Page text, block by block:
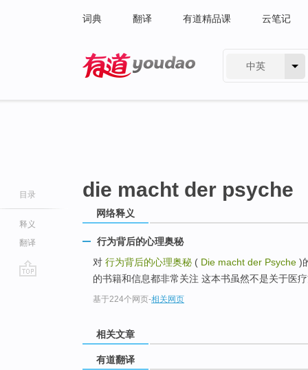
词典 翻译 有道精品课 云笔记
中英
目录
释义
翻译
die macht der psyche
网络释义
行为背后的心理奥秘
对 行为背后的心理奥秘 ( Die macht der Psyche )
的书籍和信息都非常关注 这本书虽然不是关于医
基于224个网页-相关网页
相关文章
有道翻译